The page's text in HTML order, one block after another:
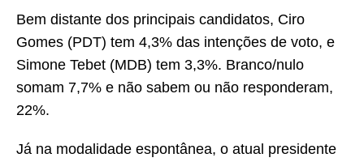
Bem distante dos principais candidatos, Ciro
Gomes (PDT) tem 4,3% das intenções de voto, e
Simone Tebet (MDB) tem 3,3%. Branco/nulo
somam 7,7% e não sabem ou não responderam,
22%.
Já na modalidade espontânea, o atual presidente